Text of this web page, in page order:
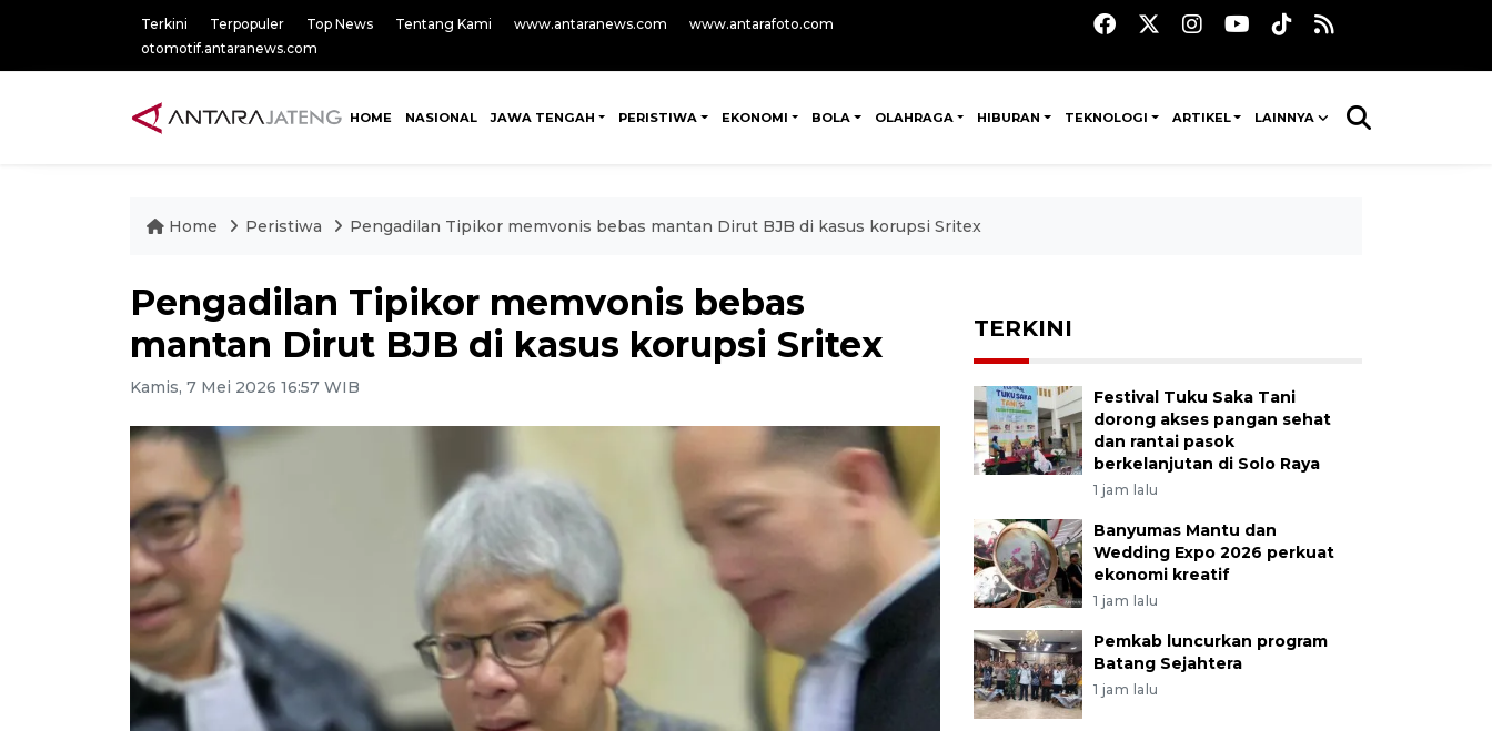
Terkini Terpopuler Top News Tentang Kami www.antaranews.com
www.antarafoto.com
otomotif.antaranews.com
HOME NASIONAL JAWA TENGAH PERISTIWA EKONOMI BOLA OLAHRAGA HIBURAN TEKNOLOGI ARTIKEL LAINNYA
Home Peristiwa Pengadilan Tipikor memvonis bebas mantan Dirut BJB di kasus korupsi Sritex
Pengadilan Tipikor memvonis bebas
mantan Dirut BJB di kasus korupsi Sritex
Kamis, 7 Mei 2026 16:57 WIB
TERKINI
Festival Tuku Saka Tani
dorong akses pangan sehat
dan rantai pasok
berkelanjutan di Solo Raya
1 jam lalu
Banyumas Mantu dan
Wedding Expo 2026 perkuat
ekonomi kreatif
1 jam lalu
Pemkab luncurkan program
Batang Sejahtera
1 jam lalu